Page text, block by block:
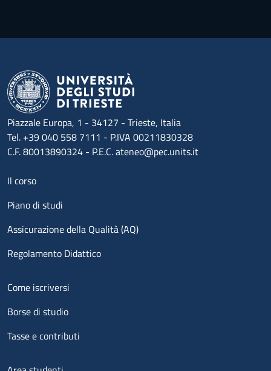
Piazzale Europa, 1 - 34127 - Trieste, Italia
Tel. +39 040 558 7111 - P.IVA 00211830328
C.F. 80013890324 - P.E.C. ateneo@pec.units.it
Menu footer 1
Il corso
Piano di studi
Assicurazione della Qualità (AQ)
Regolamento Didattico
Menu footer 2
Come iscriversi
Borse di studio
Tasse e contributi
Menu footer 3